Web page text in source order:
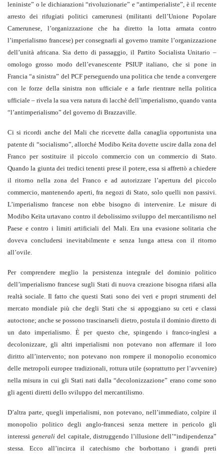
leniniste” o le dichiarazioni “rivoluzionarie” e “antimperialiste”, è il recente
arresto dei rifugiati politici camerunesi (militanti dell’Unione Popolare
Camerunese, l’organizzazione che ha diretto la lotta armata contro
l’imperialismo francese) per consegnarli al governo tramite l’organizzazione
dell’unità africana. Sia detto di passaggio, il Partito Socialista Unitario –
omologo grosso modo dell’evanescente PSIUP italiano, che si pone in
Francia “a sinistra” del PCF perseguendo una politica che tende a convergere
con le forze della sinistra non ufficiale e a farle rientrare nella politica
ufficiale – rivela la sua vera natura di lacchè dell’imperialismo, quando vanta
“l’antimperialismo” del governo di Brazzaville.
Ci si ricordi anche del Mali che ricevette dalla canaglia opportunista una
patente di “socialismo”, allorché Modibo Keïta dovette uscire dalla zona del
Franco per sostituire il piccolo commercio con un commercio di Stato.
Quando la giunta dei tredici tenenti prese il potere, essa si affrettò a chiedere
il ritorno nella zona del Franco e ad autorizzare l’apertura del piccolo
commercio, mantenendo aperti, fra negozi di Stato, solo quelli non passivi.
L’imperialismo francese non ebbe bisogno di intervenire. Le misure di
Modibo Keïta urtavano contro il debolissimo sviluppo del mercantilismo nel
Paese e contro i limiti artificiali del Mali. Era una evasione solitaria che
doveva concludersi inevitabilmente e senza lunga attesa con il ritorno
all’ovile.
Per comprendere meglio la persistenza integrale del dominio politico
dell’imperialismo francese sugli Stati di nuova creazione bisogna rifarsi alla
realtà sociale. Il fatto che questi Stati sono dei veri e propri strumenti del
mercato mondiale più che degli Stati che si appoggiano su ceti e classi
autoctone; anche se possono trascinarseli dietro, postula il dominio diretto di
un dato imperialismo. È per questo che, spingendo i franco-inglesi a
decolonizzare, gli altri imperialismi non potevano non affermare il loro
diritto all’intervento; non potevano non rompere il monopolio economico
delle metropoli europee tradizionali, rottura utile (soprattutto per l’avvenire)
nella misura in cui gli Stati nati dalla “decolonizzazione” erano come sono
gli agenti diretti dello sviluppo del mercantilismo.
D’altra parte, quegli imperialismi, non potevano, nell’immediato, colpire il
monopolio politico degli anglo-francesi senza mettere in pericolo gli
interessi generali del capitale, distruggendo l’illusione dell’“indipendenza”
stessa. Ecco all’incirca il catechismo che borbottano i grandi preti